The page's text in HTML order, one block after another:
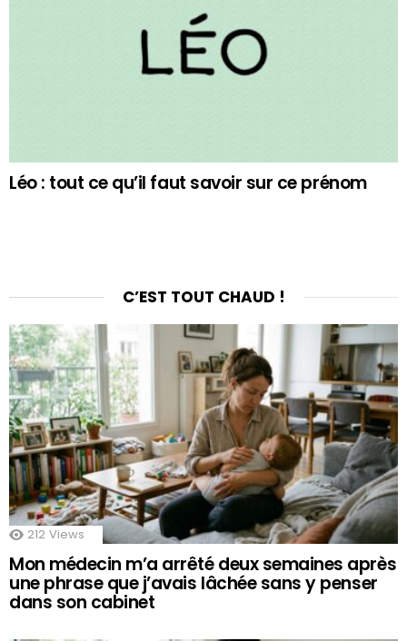
Léo : tout ce qu’il faut savoir sur ce prénom
C’EST TOUT CHAUD !
212 Views
Mon médecin m’a arrêté deux semaines après
une phrase que j’avais lâchée sans y penser
dans son cabinet